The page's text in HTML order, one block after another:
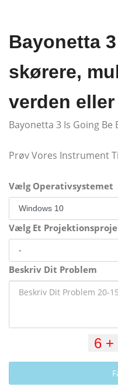
Bayonetta
skørere,
verden eller
Bayonetta 3 Is Going Be
Prøv Vores Instrument
Vælg Operativsystemet
Vælg Et
Beskriv Dit Problem